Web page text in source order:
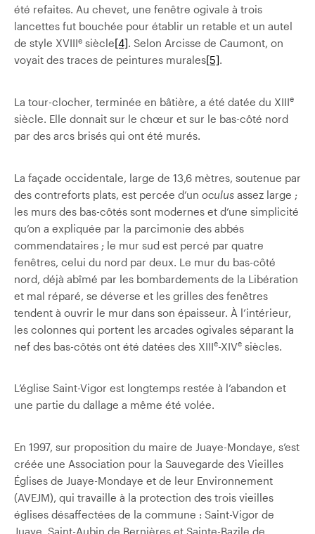
été refaites. Au chevet, une fenêtre ogivale à trois
lancettes fut bouchée pour établir un retable et un autel
de style XVIIIe siècle[4]. Selon Arcisse de Caumont, on
voyait des traces de peintures murales[5].
La tour-clocher, terminée en bâtière, a été datée du XIIIe
siècle. Elle donnait sur le chœur et sur le bas-côté nord
par des arcs brisés qui ont été murés.
La façade occidentale, large de 13,6 mètres, soutenue par
des contreforts plats, est percée d’un oculus assez large ;
les murs des bas-côtés sont modernes et d’une simplicité
qu’on a expliquée par la parcimonie des abbés
commendataires ; le mur sud est percé par quatre
fenêtres, celui du nord par deux. Le mur du bas-côté
nord, déjà abîmé par les bombardements de la Libération
et mal réparé, se déverse et les grilles des fenêtres
tendent à ouvrir le mur dans son épaisseur. À l’intérieur,
les colonnes qui portent les arcades ogivales séparant la
nef des bas-côtés ont été datées des XIIIe-XIVe siècles.
L’église Saint-Vigor est longtemps restée à l’abandon et
une partie du dallage a même été volée.
En 1997, sur proposition du maire de Juaye-Mondaye, s’est
créée une Association pour la Sauvegarde des Vieilles
Églises de Juaye-Mondaye et de leur Environnement
(AVEJM), qui travaille à la protection des trois vieilles
églises désaffectées de la commune : Saint-Vigor de
Juaye, Saint-Aubin de Bernières et Sainte-Bazile de